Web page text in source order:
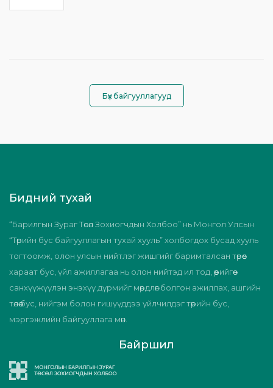
Бүх байгууллагууд
Бидний тухай
“Барилгын Зураг Төсөл Зохиогчдын Холбоо” нь Монгол Улсын
“Төрийн бус байгууллагын тухай хууль” холбогдох бусад хууль
тогтоомж, олон улсын нийтлэг жишгийг баримталсан төрөөс
хараат бус, үйл ажиллагаа нь олон нийтэд ил тод, өөрийгөө
санхүүжүүлэн энэхүү дүрмийг мөрдлөг болгон ажиллах, ашгийн
төлөө бус, нийгэм болон гишүүддээ үйлчилдэг төрийн бус,
мэргэжлийн байгууллага мөн.
Байршил